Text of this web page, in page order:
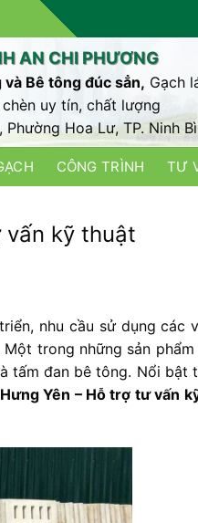
AN CHI PHƯƠNG
Bê tông đúc sẳn, Gạch
uy tín, chất lượng
Phường Hoa Lư, TP. Ninh
CÔNG TRÌNH TƯ
vấn kỹ thuật
nhu cầu sử dụng các
trong những sản phẩm
tấm đan bê tông. Nổi bật
Yên – Hỗ trợ tư vấn